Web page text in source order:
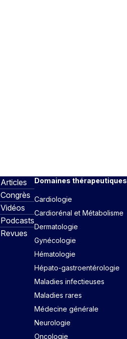
Articles
Congrès
Vidéos
Podcasts
Revues
Domaines thérapeutiques
Cardiologie
Cardiorénal et Métabolisme
Dermatologie
Gynécologie
Hématologie
Hépato-gastroentérologie
Maladies infectieuses
Maladies rares
Médecine générale
Neurologie
Oncologie